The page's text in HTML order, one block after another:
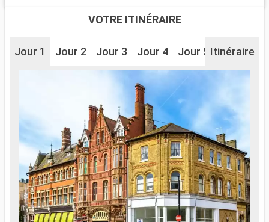
VOTRE ITINÉRAIRE
Jour 1 Jour 2 Jour 3 Jour 4 Jour 5 Jour 6
Itinéraire